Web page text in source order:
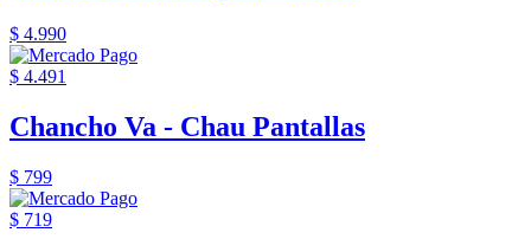
$ 4.990
$ 4.491
Chancho Va - Chau Pantallas
$ 799
$ 719